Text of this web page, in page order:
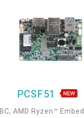
PCSF51
AMD Ryzen™